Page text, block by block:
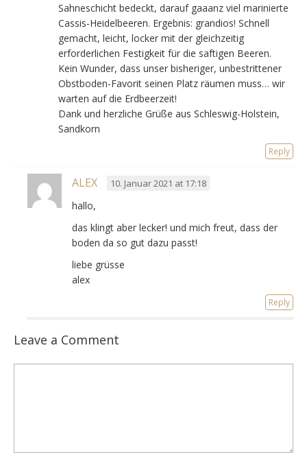
Sahneschicht bedeckt, darauf gaaanz viel marinierte
Cassis-Heidelbeeren. Ergebnis: grandios! Schnell
gemacht, leicht, locker mit der gleichzeitig
erforderlichen Festigkeit für die saftigen Beeren.
Kein Wunder, dass unser bisheriger, unbestrittener
Obstboden-Favorit seinen Platz räumen muss… wir
warten auf die Erdbeerzeit!
Dank und herzliche Grüße aus Schleswig-Holstein,
Sandkorn
Reply
ALEX 10. Januar 2021 at 17:18
hallo,
das klingt aber lecker! und mich freut, dass der
boden da so gut dazu passt!
liebe grüsse
alex
Reply
Leave a Comment